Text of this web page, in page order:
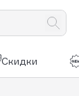
Скидки